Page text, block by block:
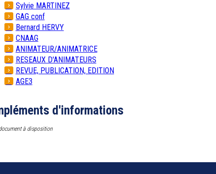
Sylvie MARTINEZ
GAG conf
Bernard HERVY
CNAAG
ANIMATEUR/ANIMATRICE
RESEAUX D'ANIMATEURS
REVUE, PUBLICATION, EDITION
AGE3
d'informations
à disposition